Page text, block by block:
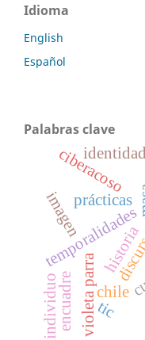
Idioma
English
Español
Palabras clave
prácticas
temporalidades
chile
historia
violeta parra
imagen
tic
ciberacoso
encuadre
individuo